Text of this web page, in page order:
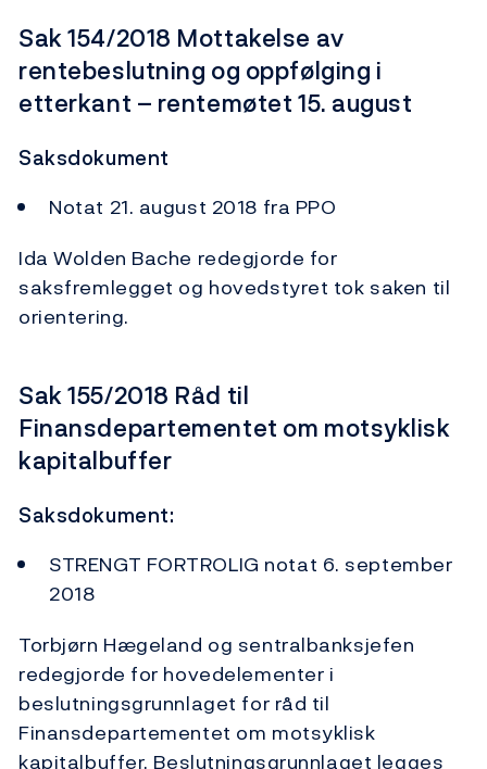
Sak 154/2018 Mottakelse av
rentebeslutning og oppfølging i
etterkant – rentemøtet 15. august
Saksdokument
Notat 21. august 2018 fra PPO
Ida Wolden Bache redegjorde for
saksfremlegget og hovedstyret tok saken til
orientering.
Sak 155/2018 Råd til
Finansdepartementet om motsyklisk
kapitalbuffer
Saksdokument:
STRENGT FORTROLIG notat 6. september
2018
Torbjørn Hægeland og sentralbanksjefen
redegjorde for hovedelementer i
beslutningsgrunnlaget for råd til
Finansdepartementet om motsyklisk
kapitalbuffer. Beslutningsgrunnlaget legges